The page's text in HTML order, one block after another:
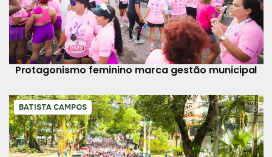
Protagonismo feminino marca gestão municipal
BATISTA CAMPOS